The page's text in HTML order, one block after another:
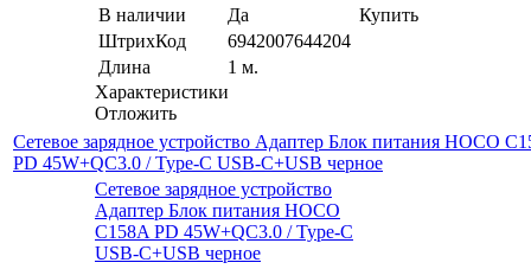
В наличии
Да
ШтрихКод
6942007644204
Длина
1 м.
Характеристики
Отложить
Купить
Сетевое зарядное устройство Адаптер Блок питания HOCO
PD 45W+QC3.0 / Type-C USB-C+USB черное
Сетевое зарядное устройство
Адаптер Блок питания HOCO
C158A PD 45W+QC3.0 / Type-C
USB-C+USB черное